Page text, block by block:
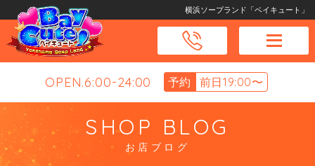
横浜ソープランド「ベイキュート」
OPEN.6:00-24:00 予約 前日19:00〜
SHOP BLOG
お店ブログ